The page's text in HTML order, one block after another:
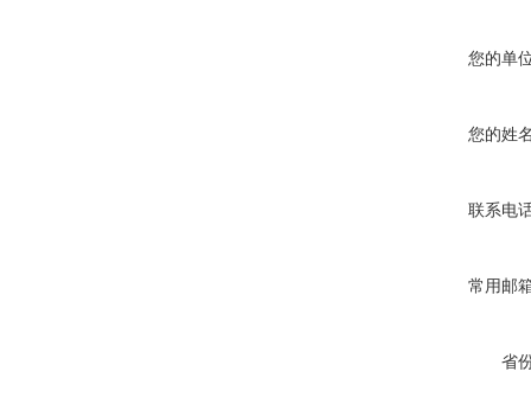
您的单
您的姓
联系电
常用邮
省